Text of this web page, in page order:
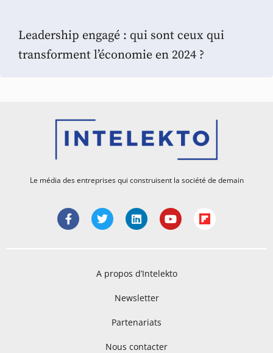
Leadership engagé : qui sont ceux qui
transforment l’économie en 2024 ?
Le média des entreprises qui construisent la société de demain
A propos d’Intelekto
Newsletter
Partenariats
Nous contacter